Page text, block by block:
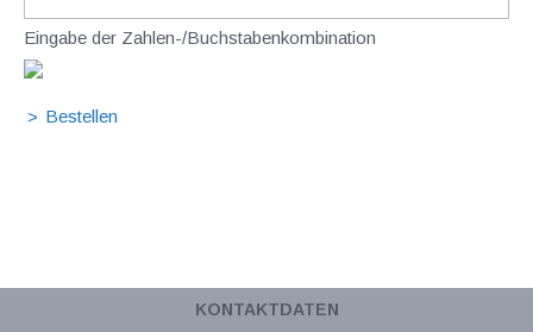
Eingabe der Zahlen-/Buchstabenkombination
KONTAKTDATEN